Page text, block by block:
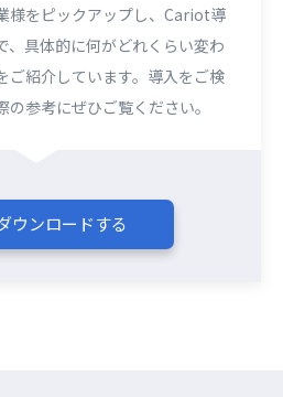
様をピックアップし、Cariot導
、具体的に何がどれくらい変わ
ご紹介しています。導入をご検
の参考にぜひご覧ください。​​
ウンロードする